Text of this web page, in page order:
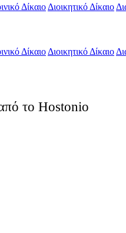
Δίκαιο Διοικητικό Δίκαιο
Δίκαιο Διοικητικό Δίκαιο
το Hostonio